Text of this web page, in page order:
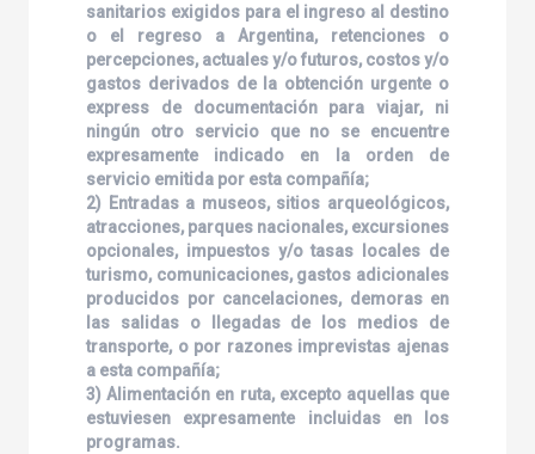
sanitarios exigidos para el ingreso al destino
o el regreso a Argentina, retenciones o
percepciones, actuales y/o futuros, costos y/o
gastos derivados de la obtención urgente o
express de documentación para viajar, ni
ningún otro servicio que no se encuentre
expresamente indicado en la orden de
servicio emitida por esta compañía;
2) Entradas a museos, sitios arqueológicos,
atracciones, parques nacionales, excursiones
opcionales, impuestos y/o tasas locales de
turismo, comunicaciones, gastos adicionales
producidos por cancelaciones, demoras en
las salidas o llegadas de los medios de
transporte, o por razones imprevistas ajenas
a esta compañía;
3) Alimentación en ruta, excepto aquellas que
estuviesen expresamente incluidas en los
programas.